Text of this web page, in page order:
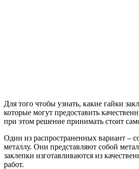
Для того чтобы узнать, какие гайки
которые могут предоставить
при этом решение принимать стоит
Один из распространенных вариант –
металлу. Они представляют собой
заклепки изготавливаются из
работ.